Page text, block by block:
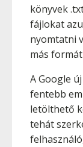
könyvek
fájlokat
nyomtatni
más
A Google
fentebb
letölthető
tehát